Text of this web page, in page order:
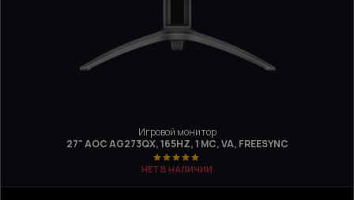
Игровой монитор
27" AOC AG273QX, 165HZ, 1 МС, VA, FREESYNC
НЕТ В НАЛИЧИИ